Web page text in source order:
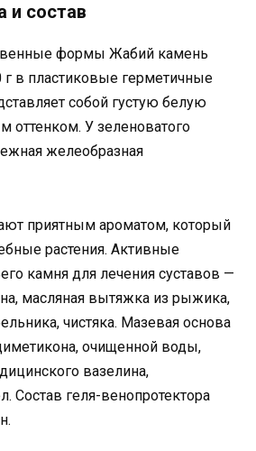
и состав
формы Жабий камень
в пластиковые герметичные
собой густую белую
оттенком. У зеленоватого
желеобразная
приятным ароматом, который
растения. Активные
камня для лечения суставов —
масляная вытяжка из рыжика,
чистяка. Мазевая основа
очищенной воды,
вазелина,
Состав геля-венопротектора